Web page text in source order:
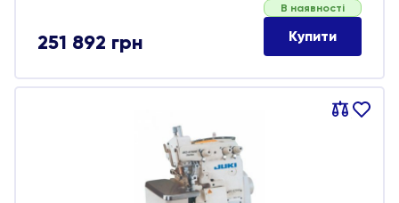
251 892 грн
В наявності
Купити
Порівняти
В